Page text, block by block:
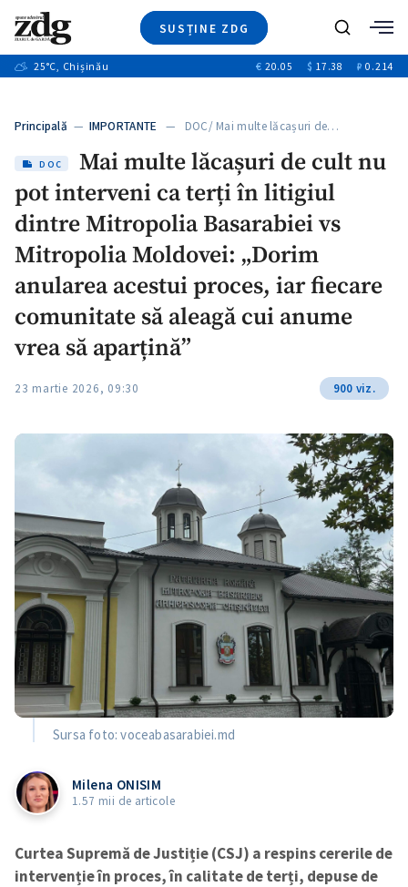
SUSȚINE ZDG
Ştiri
+13
Special
Blog
Caută
25°C, Chișinău € 20.05 $ 17.38 ₽ 0.214
Principală — IMPORTANTE — DOC/ Mai multe lăcașuri de…
DOC
Mai multe lăcașuri de cult nu
pot interveni ca terți în litigiul
dintre Mitropolia Basarabiei vs
Mitropolia Moldovei: „Dorim
anularea acestui proces, iar fiecare
comunitate să aleagă cui anume
vrea să aparțină”
23 martie 2026, 09:30 900 viz.
Sursa foto: voceabasarabiei.md
Milena ONISIM
1.57 mii de articole
Curtea Supremă de Justiție (CSJ) a respins cererile de
intervenție în proces, în calitate de terți, depuse de